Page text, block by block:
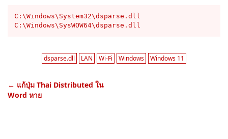
C:\Windows\System32\dsparse.dll
C:\Windows\SysWOW64\dsparse.dll
dsparse.dll LAN Wi-Fi Windows Windows 11
← แก้ปุ่ม Thai Distributed ใน
Word หาย